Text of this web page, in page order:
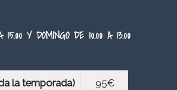
Y DOMINGO DE 10.00 A 13.00
la temporada) 95€